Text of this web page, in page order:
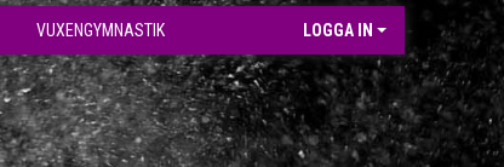
VUXENGYMNASTIK LOGGA IN